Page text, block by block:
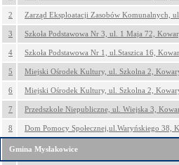
2 Zarząd Eksploatacji Zasobów Komunalnych,
3 Szkoła Podstawowa Nr 3, ul. 1 Maja 72,
4 Szkoła Podstawowa Nr 1, ul.Staszica 16,
5 Miejski Ośrodek Kultury, ul. Szkolna 2,
6 Miejski Ośrodek Kultury, ul. Szkolna 2,
7 Przedszkole Niepubliczne, ul. Wiejska 3,
8 Dom Pomocy Społecznej,ul.Waryńskiego 38,
Gmina Mysłakowice